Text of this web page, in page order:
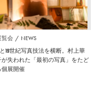
覧会 NEWS
19世紀写真技法を横断。村上華
が失われた「最初の写真」をたど
個展開催